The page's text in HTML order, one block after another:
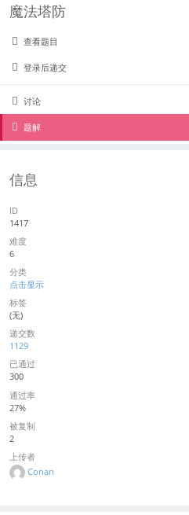
魔法塔防
查看题目
登录后递交
讨论
题解
信息
ID
1417
难度
6
分类
点击显示
标签
(无)
递交数
1129
已通过
300
通过率
27%
被复制
2
上传者
Conan